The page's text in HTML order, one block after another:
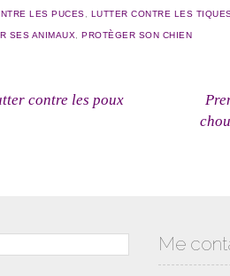
LES PUCES LUTTER CONTRE LES
SES ANIMAUX ,PROTÈGER SON CHIEN
articles
contre les poux
Me